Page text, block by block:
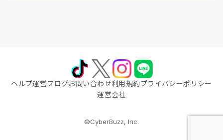
ヘルプ運営ブログお問い合わせ利用規約プライバシーポリシー
運営会社
©CyberBuzz, Inc.